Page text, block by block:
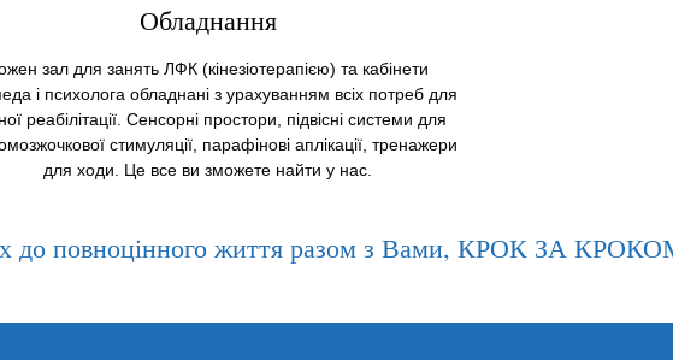
Обладнання
зал для занять ЛФК (кінезіотерапією) та кабінети
і психолога обладнані з урахуванням всіх потреб для
реабілітації. Сенсорні простори, підвісні системи для
стимуляції, парафінові аплікації, тренажери
для ходи. Це все ви зможете найти у нас.
до повноцінного життя разом з Вами, КРОК ЗА